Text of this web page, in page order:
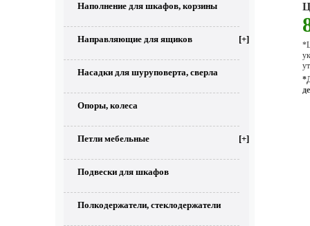
Наполнение для шкафов, корзины
Направляющие для ящиков [+]
Насадки для шуруповерта, сверла
Опоры, колеса
Петли мебельные [+]
Подвески для шкафов
Полкодержатели, стеклодержатели